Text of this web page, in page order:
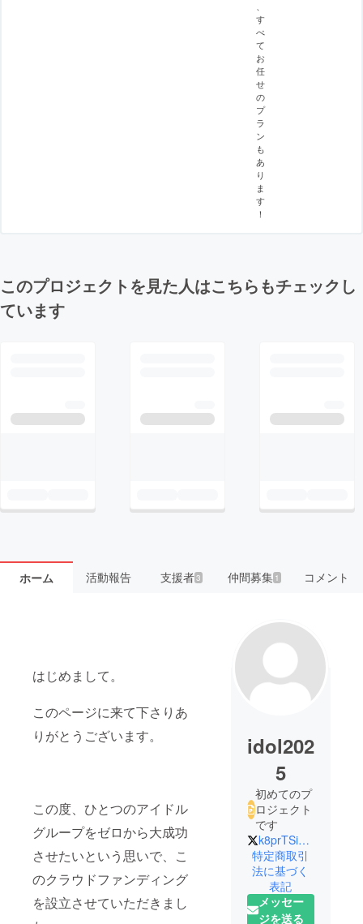
す
べ
て
お
任
せ
の
プ
ラ
ン
も
あ
り
ま
す
！
このプロジェクトを見た人はこちらもチェックし
ています
ホーム 活動報告 支援者3 仲間募集 1 コメント
はじめまして。
このページに来て下さりあ
りがとうございます。
この度、ひとつのアイドル
グループをゼロから大成功
させたいという思いで、こ
のクラウドファンディング
を設立させていただきまし
idol202
5
初めてのプ
ロジェクト
です
k8prTSiFrO17652
特定商取引
法に基づく
表記
メッセー
ジを送る